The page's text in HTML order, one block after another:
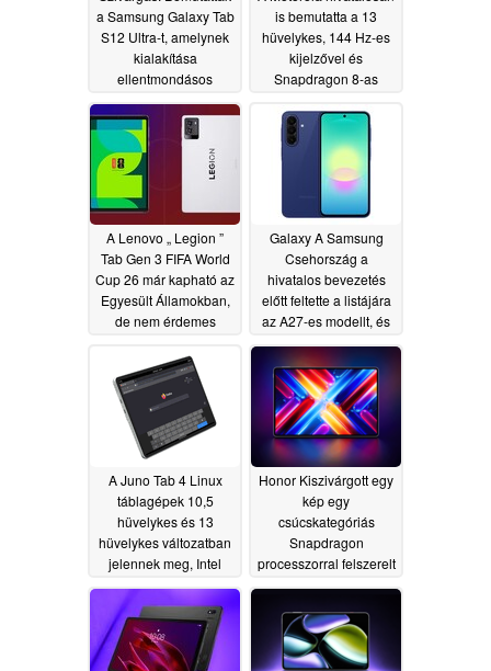
a Samsung Galaxy Tab
S12 Ultra-t, amelynek
kialakítása
ellentmondásos
07/16/2026
is bemutatta a 13
hüvelykes, 144 Hz-es
kijelzővel és
Snapdragon 8-as
tartalmazó táblagépét
06/27/2026
A Lenovo „ Legion ”
Tab Gen 3 FIFA World
Cup 26 már kapható az
Egyesült Államokban,
de nem érdemes
Galaxy A Samsung
Csehország a
hivatalos bevezetés
előtt feltette a listájára
az A27-es modellt, és
teljes műszaki adatait
06/13/2026
A Juno Tab 4 Linux
táblagépek 10,5
hüvelykes és 13
hüvelykes változatban
jelennek meg, Intel
felszerelve06/12/2026
Honor Kiszivárgott egy
kép egy
csúcskategóriás
Snapdragon
processzorral felszerelt